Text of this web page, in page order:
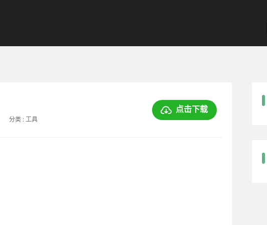
分类 : 工具
点击下载